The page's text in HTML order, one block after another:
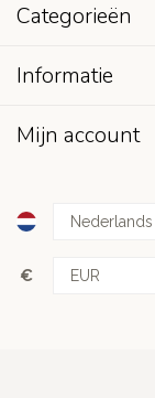
Categorieën
Informatie
Mijn account
€